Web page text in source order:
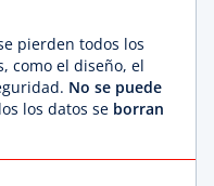
pierden todos los
como el diseño, el
No se puede
los datos se borran